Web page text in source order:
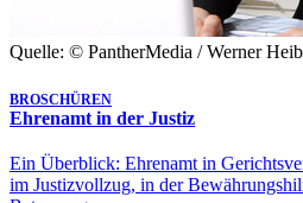
Quelle: © PantherMedia / Werner
BROSCHÜREN
Ehrenamt in der Justiz
Ein Überblick: Ehrenamt in
im Justizvollzug, in der